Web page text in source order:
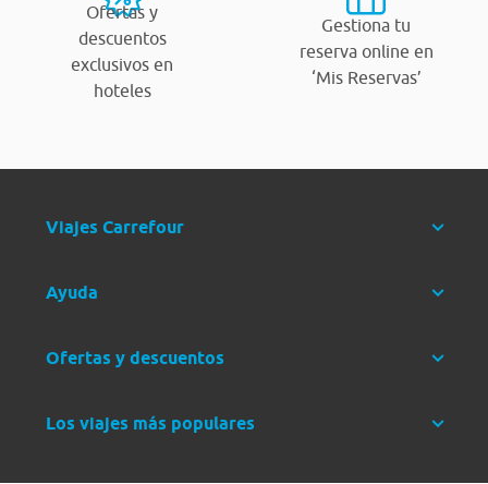
Ofertas y
descuentos
exclusivos en
hoteles
Gestiona tu
reserva online en
‘Mis Reservas’
Viajes Carrefour
Ayuda
Ofertas y descuentos
Los viajes más populares